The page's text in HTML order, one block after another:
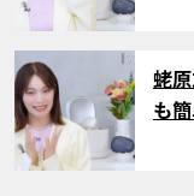
蛯
も